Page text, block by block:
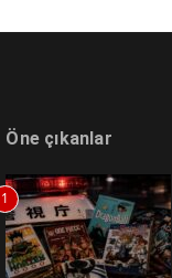
Öne çıkanlar
1